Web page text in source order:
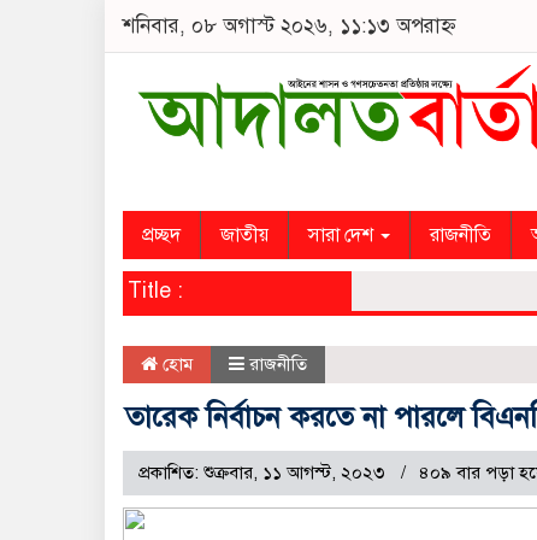
শনিবার, ০৮ অগাস্ট ২০২৬, ১১:১৩ অপরাহ্ন
প্রচ্ছদ জাতীয় সারা দেশ রাজনীতি
Title :
হোম রাজনীতি
তারেক নির্বাচন করতে না পারলে
প্রকাশিত: শুক্রবার, ১১ আগস্ট, ২০২৩ ৪০৯ বার পড়া